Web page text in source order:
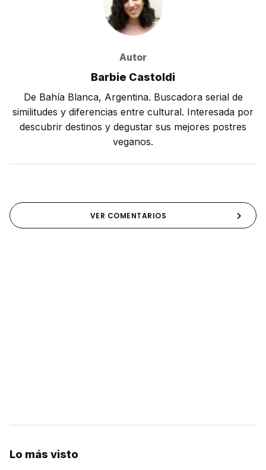
Autor
Barbie Castoldi
De Bahía Blanca, Argentina. Buscadora serial de
similitudes y diferencias entre cultural. Interesada por
descubrir destinos y degustar sus mejores postres
veganos.
VER COMENTARIOS
Lo más visto